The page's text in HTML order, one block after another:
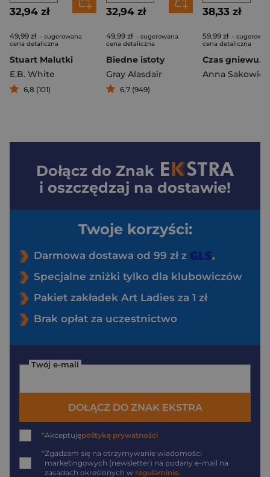
32,94 zł
49,99 zł - sugerowana
cena detaliczna
Stuart Malutki
E.B. White
6,8 (101)
32,94 zł
49,99 zł - sugerowana
cena detaliczna
Biedne istoty
Gray Alasdair
6,7 (949)
38,33 zł
59,99 zł -
cena detaliczna
Anna Sakowicz
Dołącz do Znak
i oszczędzaj na dostawie!
Twoje korzyści:
Darmowa dostawa od 99 zł z
Specjalne zniżki tylko dla klubowiczów
Pakiet zakładek Art Ladies za 1 zł
Brak opłat za uczestnictwo
Twój e-mail
DOŁĄCZ DO ZNAK EKSTRA
*Akceptujępolitykę prywatności
*Zgadzam się na otrzymywanie wiadomości
marketingowych (newsletter) na podany e-mail na
zasadach określonych w regulaminie